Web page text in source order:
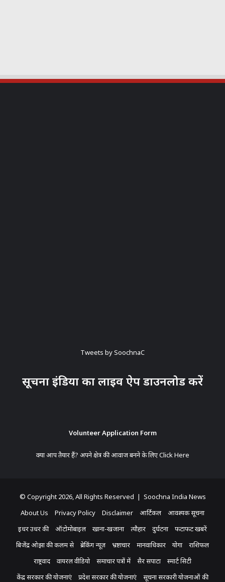
Tweets by SoochnaC
सूचना इंडिया का लाइव ऐप डाउनलोड करें
Volunteer Application Form
क्या आप तैयार हैं? अपने क्षेत्र की आवाज बनने के लिएClick Here
© Copyright 2026, All Rights Reserved | Soochna India News
About Us
Privacy Policy Disclaimer आर्टिकल
आवश्यक सूचना
इधर उधर की
ऑटोमोबाइल खाना-खजाना त्यौहार दुर्घटना
फटाफट खबरें
बिजेंद्र ओझा की कलम से
ब्रेकिंग न्यूज़ भ्रष्टाचार मानवाधिकार योगा
राशिफल
राष्ट्रवाद
वायरल वीडियो समाचार पत्रों में सैर सपाटा
स्मार्ट सिटी
केंद्र सरकार की योजनाएं
प्रदेश सरकार की योजनाएं सूचना सरकारी योजनाओं की